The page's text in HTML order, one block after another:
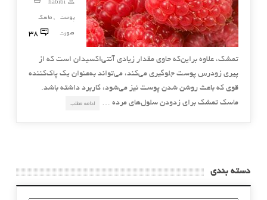
پوست
, ماسک
صورت
38
تمشک، علاوه براین‌که حاوی مقدار زیادی آنتی‌اکسیدان است که از
پیری زودرس پوست جلوگیری می‌کند، می‌تواند به‌عنوان یک پاک‌کننده
قوی که باعث روشن شدن پوست نیز می‌شود، کاربرد داشته باشد.
ماسک تمشک برای زدودن سلول‌های مرده …
ادامه مطلب
دسته بندی